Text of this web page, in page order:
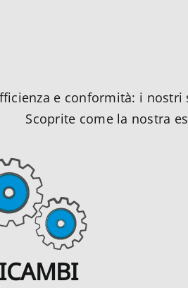
e conformità: i
Scoprite come la nostra